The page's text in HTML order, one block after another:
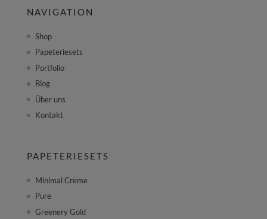
NAVIGATION
Shop
Papeteriesets
Portfolio
Blog
Über uns
Kontakt
PAPETERIESETS
Minimal Creme
Pure
Greenery Gold